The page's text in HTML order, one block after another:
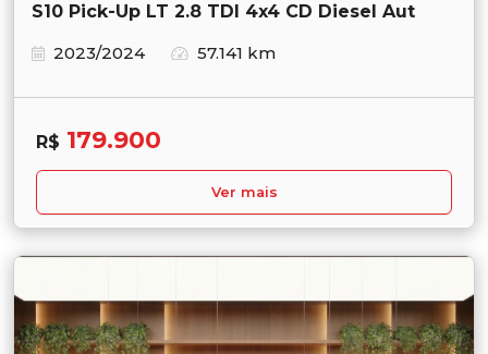
S10 Pick-Up LT 2.8 TDI 4x4 CD Diesel Aut
2023/2024
57.141 km
R$ 179.900
Ver mais